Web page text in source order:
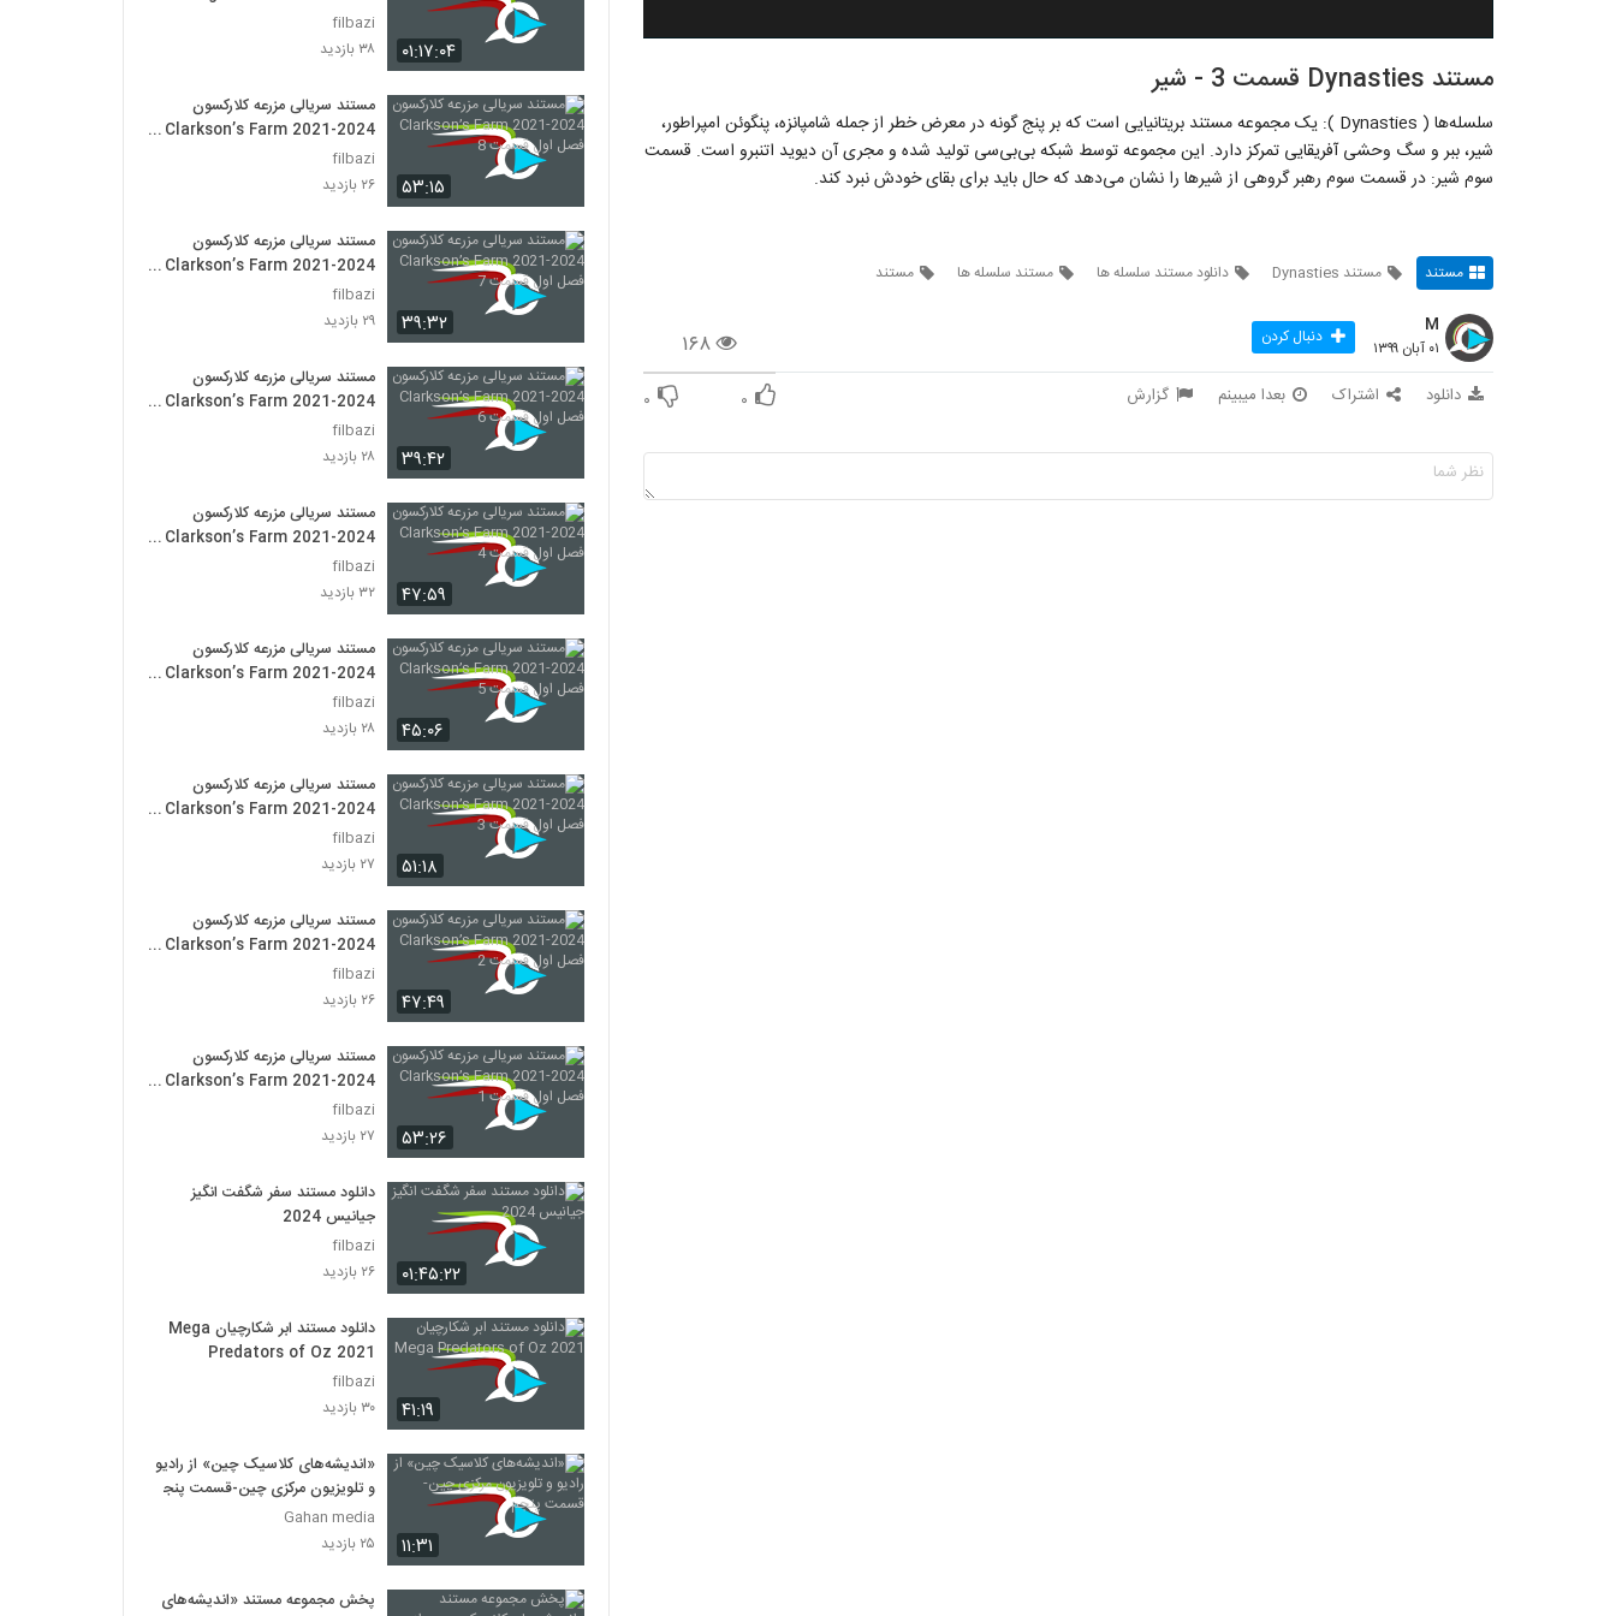
مستند Dynasties قسمت 3 - شیر
سلسله‌ها ( Dynasties ): یک مجموعه مستند بریتانیایی است که بر پنج گونه در معرض خطر از جمله شامپانزه، پنگوئن امپراطور،
شیر، ببر و سگ وحشی آفریقایی تمرکز دارد. این مجموعه توسط شبکه بی‌بی‌سی تولید شده و مجری آن دیوید اتنبرو است. قسمت
سوم شیر: در قسمت سوم رهبر گروهی از شیرها را نشان می‌دهد که حال باید برای بقای خودش نبرد کند.
مستند مستند Dynasties دانلود مستند سلسله ها مستند سلسله ها مستند
۱۶۸
M
۰۱ آبان ۱۳۹۹ دنبال کردن
دانلود اشتراک بعدا میبینم گزارش ۰ ۰
۰۱:۱۷:۰۴
filbazi
۳۸ بازدید
۵۳:۱۵
مستند سریالی مزرعه کلارکسون
Clarkson’s Farm 2021-2024
فصل اول قسمت 8
filbazi
۲۶ بازدید
۳۹:۳۲
مستند سریالی مزرعه کلارکسون
Clarkson’s Farm 2021-2024
فصل اول قسمت 7
filbazi
۲۹ بازدید
۳۹:۴۲
مستند سریالی مزرعه کلارکسون
Clarkson’s Farm 2021-2024
فصل اول قسمت 6
filbazi
۲۸ بازدید
۴۷:۵۹
مستند سریالی مزرعه کلارکسون
Clarkson’s Farm 2021-2024
فصل اول قسمت 4
filbazi
۳۲ بازدید
۴۵:۰۶
مستند سریالی مزرعه کلارکسون
Clarkson’s Farm 2021-2024
فصل اول قسمت 5
filbazi
۲۸ بازدید
۵۱:۱۸
مستند سریالی مزرعه کلارکسون
Clarkson’s Farm 2021-2024
فصل اول قسمت 3
filbazi
۲۷ بازدید
۴۷:۴۹
مستند سریالی مزرعه کلارکسون
Clarkson’s Farm 2021-2024
فصل اول قسمت 2
filbazi
۲۶ بازدید
۵۳:۲۶
مستند سریالی مزرعه کلارکسون
Clarkson’s Farm 2021-2024
فصل اول قسمت 1
filbazi
۲۷ بازدید
۰۱:۴۵:۲۲
دانلود مستند سفر شگفت انگیز
جیانیس 2024
filbazi
۲۶ بازدید
۴۱:۱۹
دانلود مستند ابر شکارچیان Mega
Predators of Oz 2021
filbazi
۳۰ بازدید
۱۱:۳۱
«اندیشه‌های کلاسیک چین» از رادیو
و تلویزیون مرکزی چین-قسمت پنجم
Gahan media
۲۵ بازدید
پخش مجموعه مستند «اندیشه‌های